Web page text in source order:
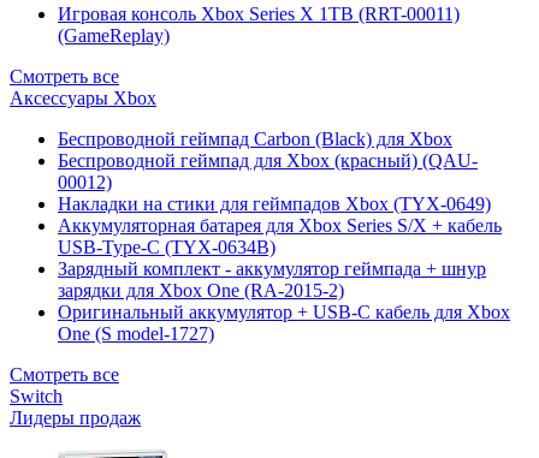
Игровая консоль Xbox Series X 1TB (RRT-00011)
(GameReplay)
Смотреть все
Аксессуары Xbox
Беспроводной геймпад Carbon (Black) для Xbox
Беспроводной геймпад для Xbox (красный) (QAU-
00012)
Накладки на стики для геймпадов Xbox (TYX-0649)
Аккумуляторная батарея для Xbox Series S/X + кабель
USB-Type-C (TYX-0634B)
Зарядный комплект - аккумулятор геймпада + шнур
зарядки для Xbox One (RA-2015-2)
Оригинальный аккумулятор + USB-C кабель для Xbox
One (S model-1727)
Смотреть все
Switch
Лидеры продаж